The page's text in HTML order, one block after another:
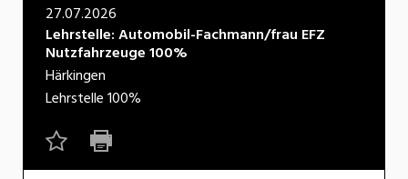
Natur
Verkehr/Logistik
Wirtschaft/Verwaltung
27.07.2026
Lehrstelle: Automobil-Fachmann/frau EFZ
Nutzfahrzeuge 100%
Härkingen
Lehrstelle100%